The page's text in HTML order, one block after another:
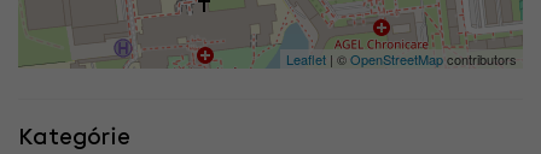
Leaflet | ©OpenStreetMapcontributors
Kategórie